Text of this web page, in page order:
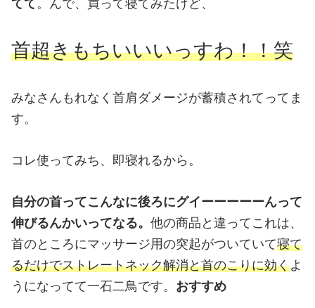
てて。んで、買って寝てみたけど、
首超きもちいいいっすわ！！笑
みなさんもれなく首肩ダメージが蓄積されてってま
す。
コレ使ってみち、即寝れるから。
自分の首ってこんなに後ろにグイーーーーーんって
伸びるんかいってなる。 他の商品と違ってこれは、
首のところにマッサージ用の突起がついていて寝て
るだけでストレートネック解消と首のこりに効くよ
うになってて一石二鳥です。 おすすめ